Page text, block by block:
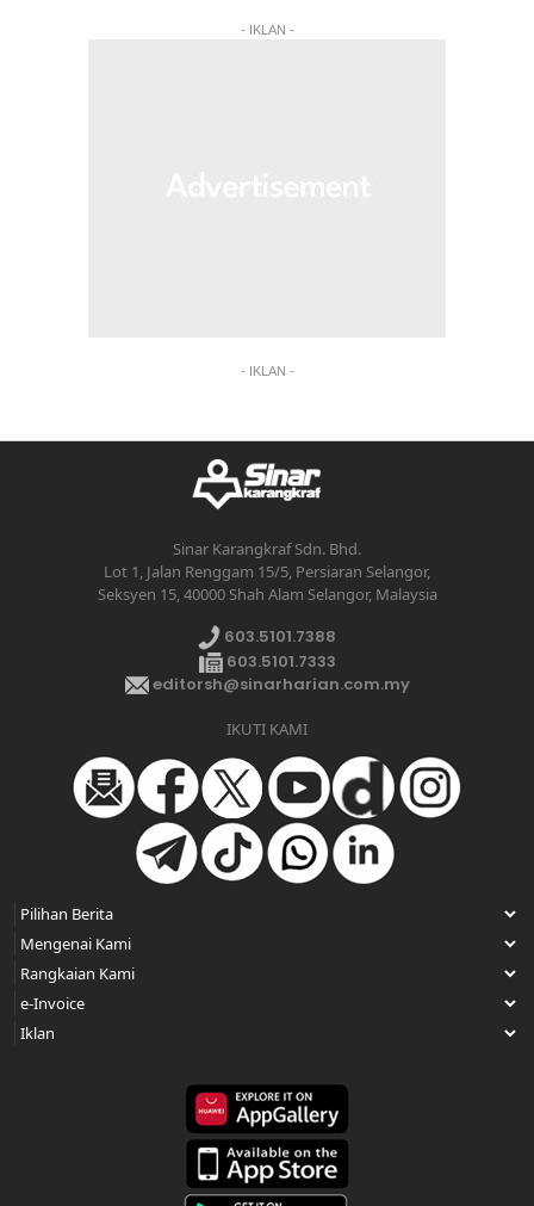
- IKLAN -
- IKLAN -
Sinar Karangkraf Sdn. Bhd.
Lot 1, Jalan Renggam 15/5, Persiaran Selangor,
Seksyen 15, 40000 Shah Alam Selangor, Malaysia
603.5101.7388
603.5101.7333
editorsh@sinarharian.com.my
IKUTI KAMI